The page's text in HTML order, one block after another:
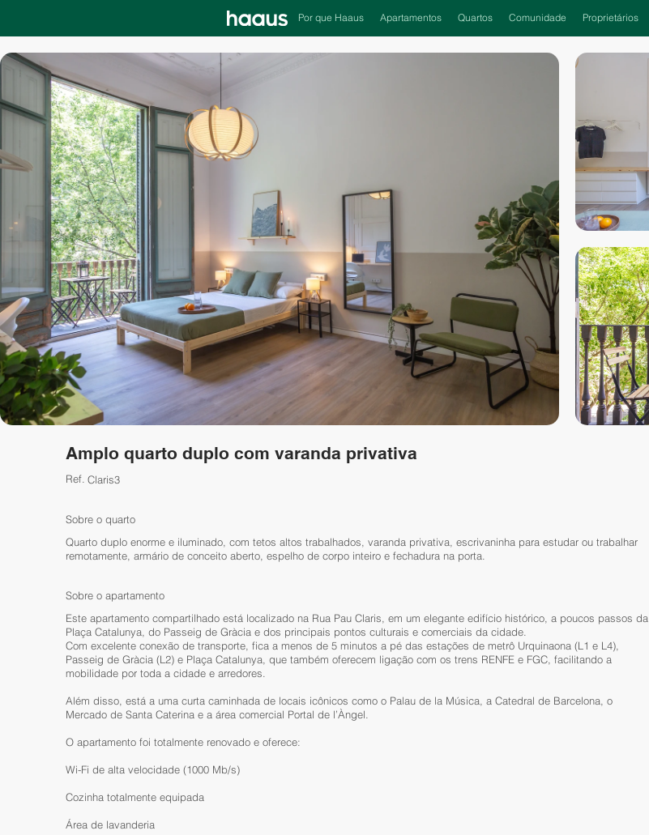
Por que Haaus Apartamentos Quartos Comunidade Proprietários
Amplo quarto duplo com varanda privativa
Claris3
Ref.
Sobre o quarto
Quarto duplo enorme e iluminado, com tetos altos trabalhados, varanda privativa, escrivaninha para estudar ou trabalhar
remotamente, armário de conceito aberto, espelho de corpo inteiro e fechadura na porta.
Sobre o apartamento
Este apartamento compartilhado está localizado na Rua Pau Claris, em um elegante edifício histórico, a poucos passos da
Plaça Catalunya, do Passeig de Gràcia e dos principais pontos culturais e comerciais da cidade.
Com excelente conexão de transporte, fica a menos de 5 minutos a pé das estações de metrô Urquinaona (L1 e L4),
Passeig de Gràcia (L2) e Plaça Catalunya, que também oferecem ligação com os trens RENFE e FGC, facilitando a
mobilidade por toda a cidade e arredores.
Além disso, está a uma curta caminhada de locais icônicos como o Palau de la Música, a Catedral de Barcelona, o
Mercado de Santa Caterina e a área comercial Portal de l’Àngel.
O apartamento foi totalmente renovado e oferece:
Wi-Fi de alta velocidade (1000 Mb/s)
Cozinha totalmente equipada
Área de lavanderia